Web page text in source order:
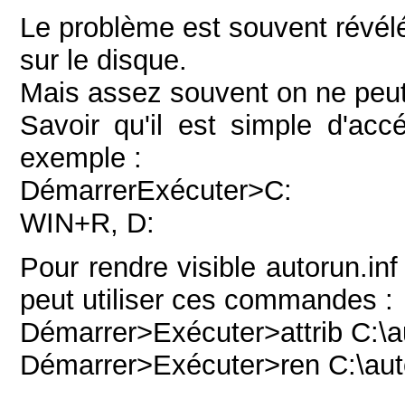
Le problème est souvent
sur le disque.
Mais assez souvent on ne
Savoir qu'il est simple
exemple :
DémarrerExécuter>C:
WIN+R, D:
Pour rendre visible
peut utiliser ces commandes :
Démarrer>Exécuter>attrib
Démarrer>Exécuter>ren